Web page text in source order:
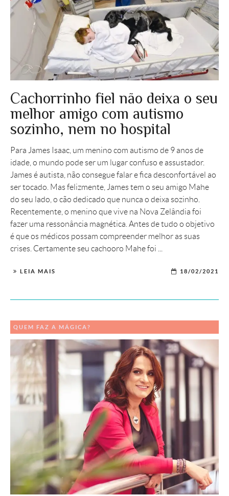
Cachorrinho fiel não deixa o seu
melhor amigo com autismo
sozinho, nem no hospital
Para James Isaac, um menino com autismo de 9 anos de
idade, o mundo pode ser um lugar confuso e assustador.
James é autista, não consegue falar e fica desconfortável ao
ser tocado. Mas felizmente, James tem o seu amigo Mahe
do seu lado, o cão dedicado que nunca o deixa sozinho.
Recentemente, o menino que vive na Nova Zelândia foi
fazer uma ressonância magnética. Antes de tudo o objetivo
é que os médicos possam compreender melhor as suas
crises. Certamente seu cachooro Mahe foi ...
LEIA MAIS 18/02/2021
QUEM FAZ A MÁGICA?